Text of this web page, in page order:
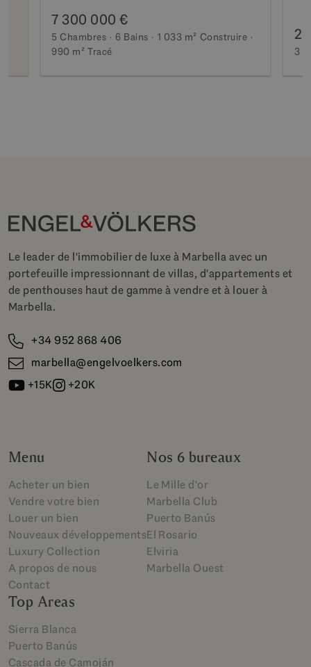
7 300 000 €
5 Chambres 6 Bains 1 033 m² Construire
990 m² Tracé
2
3
Le leader de l'immobilier de luxe à Marbella avec un
portefeuille impressionnant de villas, d'appartements et
de penthouses haut de gamme à vendre et à louer à
Marbella.
+34 952 868 406
marbella@engelvoelkers.com
+15K
+20K
Menu
Acheter un bien
Vendre votre bien
Louer un bien
Nouveaux développements
Luxury Collection
A propos de nous
Contact
Nos 6 bureaux
Le Mille d'or
Marbella Club
Puerto Banús
El Rosario
Elviria
Marbella Ouest
Top Areas
Sierra Blanca
Puerto Banús
Cascada de Camoján